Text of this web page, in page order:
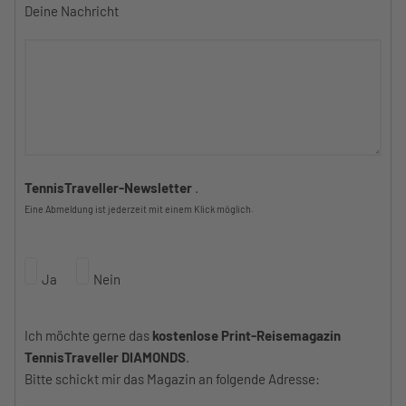
Deine Nachricht
TennisTraveller-Newsletter .
Eine Abmeldung ist jederzeit mit einem Klick möglich.
Ja Nein
Ich möchte gerne das kostenlose Print-Reisemagazin
TennisTraveller DIAMONDS
Bitte schickt mir das Magazin an folgende Adresse: